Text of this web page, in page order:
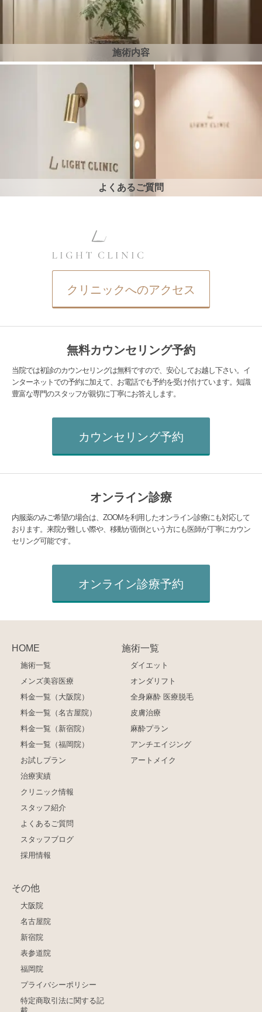
施術内容
よくあるご質問
クリニックへのアクセス
無料カウンセリング予約
当院では初診のカウンセリングは無料ですので、安心してお越し下さい。イ
ンターネットでの予約に加えて、お電話でも予約を受け付けています。知識
豊富な専門のスタッフが親切に丁寧にお答えします。
カウンセリング予約
オンライン診療
内服薬のみご希望の場合は、ZOOMを利用したオンライン診療にも対応して
おります。来院が難しい際や、移動が面倒という方にも医師が丁寧にカウン
セリング可能です。
オンライン診療予約
HOME
施術一覧
メンズ美容医療
料金一覧（大阪院）
料金一覧（名古屋院）
料金一覧（新宿院）
料金一覧（福岡院）
お試しプラン
治療実績
クリニック情報
スタッフ紹介
よくあるご質問
スタッフブログ
採用情報
施術一覧
ダイエット
オンダリフト
全身麻酔 医療脱毛
皮膚治療
麻酔プラン
アンチエイジング
アートメイク
その他
大阪院
名古屋院
新宿院
表参道院
福岡院
プライバシーポリシー
特定商取引法に関する記